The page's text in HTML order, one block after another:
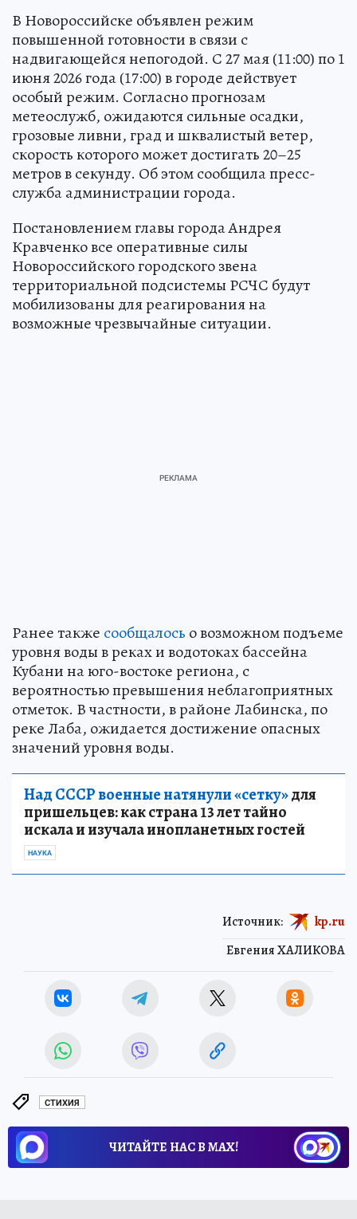
В Новороссийске объявлен режим
повышенной готовности в связи с
надвигающейся непогодой. С 27 мая (11:00) по 1
июня 2026 года (17:00) в городе действует
особый режим. Согласно прогнозам
метеослужб, ожидаются сильные осадки,
грозовые ливни, град и шквалистый ветер,
скорость которого может достигать 20–25
метров в секунду. Об этом сообщила пресс-
служба администрации города.
Постановлением главы города Андрея
Кравченко все оперативные силы
Новороссийского городского звена
территориальной подсистемы РСЧС будут
мобилизованы для реагирования на
возможные чрезвычайные ситуации.
Ранее также сообщалось о возможном подъеме
уровня воды в реках и водотоках бассейна
Кубани на юго-востоке региона, с
вероятностью превышения неблагоприятных
отметок. В частности, в районе Лабинска, по
реке Лаба, ожидается достижение опасных
значений уровня воды.
Над СССР военные натянули «сетку»для
пришельцев: как страна 13 лет тайно
искала и изучала инопланетных гостей
НАУКА
Евгения ХАЛИКОВА
Источник: kp.ru
СТИХИЯ
ЧИТАЙТЕ НАС В МАХ!